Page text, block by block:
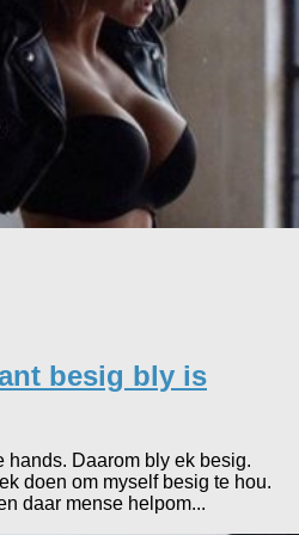
besig bly is
Daarom bly ek besig.
doen om myself besig te hou.
daar mense helpom...